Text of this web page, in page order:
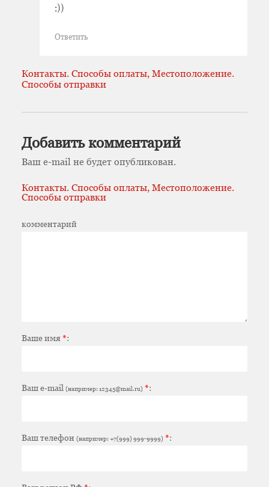
:))
Ответить
Контакты. Способы оплаты, Местоположение.
Способы отправки
Добавить комментарий
Ваш e-mail не будет опубликован.
Контакты. Способы оплаты, Местоположение.
Способы отправки
комментарий
Ваше имя*:
Ваш e-mail (например: 12345@mail.ru) *:
Ваш телефон (например: +7(999) 999-9999) *: